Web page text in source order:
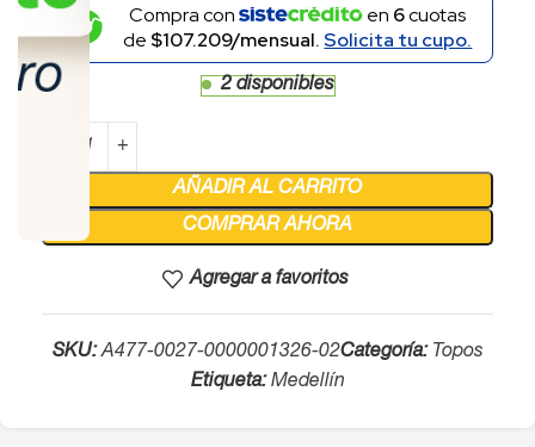
Compra con en 6cuotas
de $107.209/mensual.Solicita tu cupo.
2 disponibles
AÑADIR AL CARRITO
COMPRAR AHORA
Agregar a favoritos
SKU:A477-0027-0000001326-02Categoría: Topos
Etiqueta: Medellín